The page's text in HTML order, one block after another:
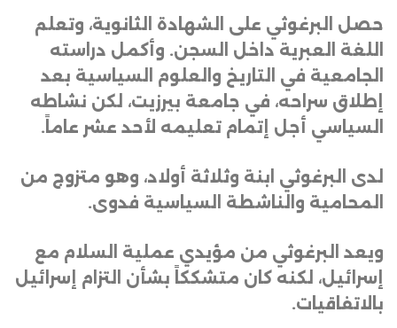
حصل البرغوثي على الشهادة الثانوية، وتعلم
اللغة العبرية داخل السجن. وأكمل دراسته
الجامعية في التاريخ والعلوم السياسية بعد
إطلاق سراحه، في جامعة بيرزيت، لكن نشاطه
السياسي أجل إتمام تعليمه لأحد عشر عاماً .
لدى البرغوثي ابنة وثلاثة أولاد، وهو متزوج من
المحامية والناشطة السياسية فدوى.
ويعد البرغوثي من مؤيدي عملية السلام مع
إسرائيل، لكنه كان متشككاً بشأن التزام إسرائيل
بالاتفاقيات.